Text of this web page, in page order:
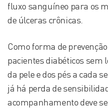
fluxo sanguíneo para os
de úlceras crônicas.
Como forma de
pacientes diabéticos sem
da pele e dos pés a cada
já há perda de
acompanhamento deve